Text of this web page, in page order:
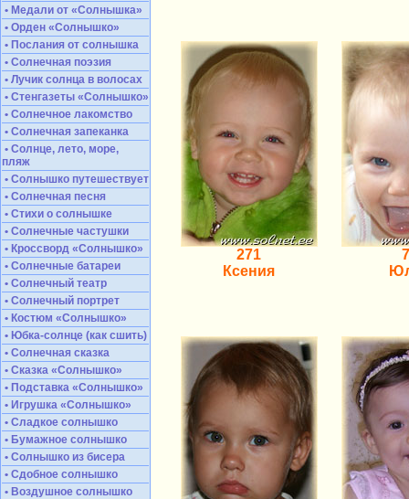
• Медали от «Солнышка»
• Орден «Солнышко»
• Послания от солнышка
• Солнечная поэзия
• Лучик солнца в волосах
• Стенгазеты «Солнышко»
• Солнечное лакомство
• Солнечная запеканка
• Солнце, лето, море,
пляж
• Солнышко путешествует
• Солнечная песня
• Стихи о солнышке
• Солнечные частушки
• Кроссворд «Солнышко»
• Солнечные батареи
• Солнечный театр
• Солнечный портрет
• Костюм «Солнышко»
• Юбка-солнце (как сшить)
• Солнечная сказка
• Сказка «Солнышко»
• Подставка «Солнышко»
• Игрушка «Солнышко»
• Сладкое солнышко
• Бумажное солнышко
• Солнышко из бисера
• Сдобное солнышко
• Воздушное солнышко
271
Ксения